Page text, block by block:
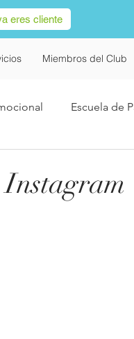
eres cliente
Miembros del Club
Escuela de